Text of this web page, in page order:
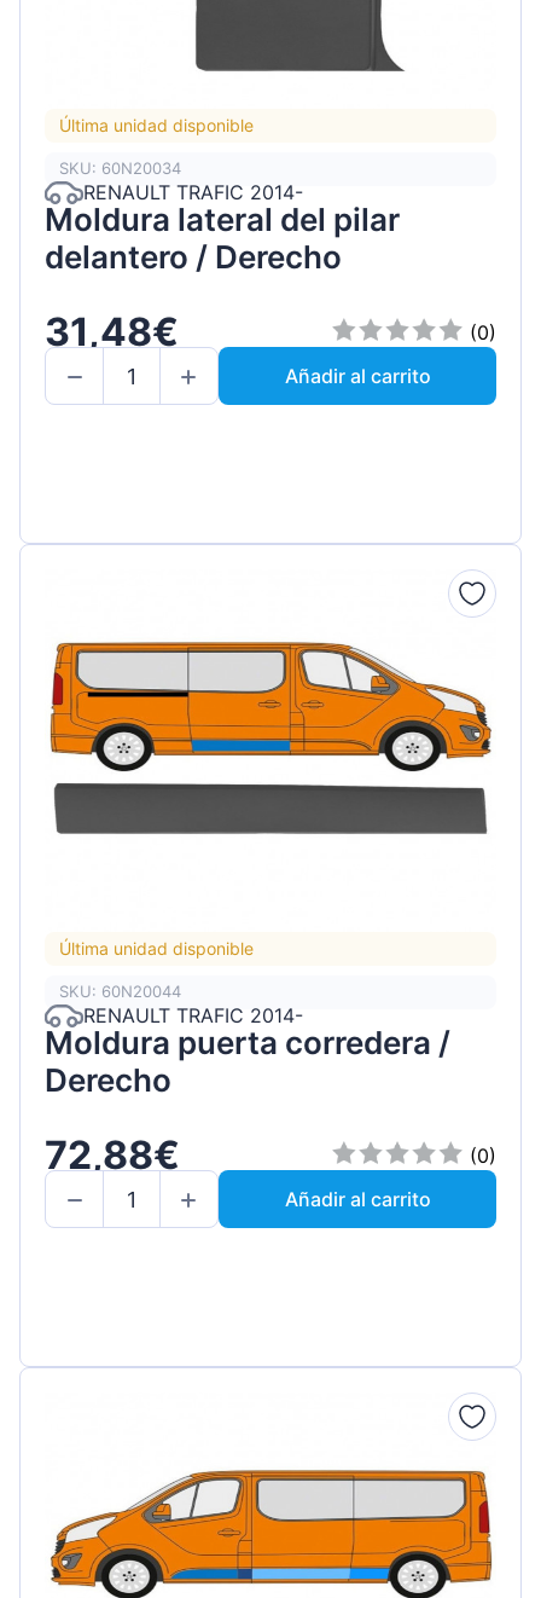
Última unidad disponible
SKU: 60N20034
RENAULT TRAFIC 2014-
Moldura lateral del pilar
delantero / Derecho
31,48€
(0)
Añadir al carrito
Última unidad disponible
SKU: 60N20044
RENAULT TRAFIC 2014-
Moldura puerta corredera /
Derecho
72,88€
(0)
Añadir al carrito